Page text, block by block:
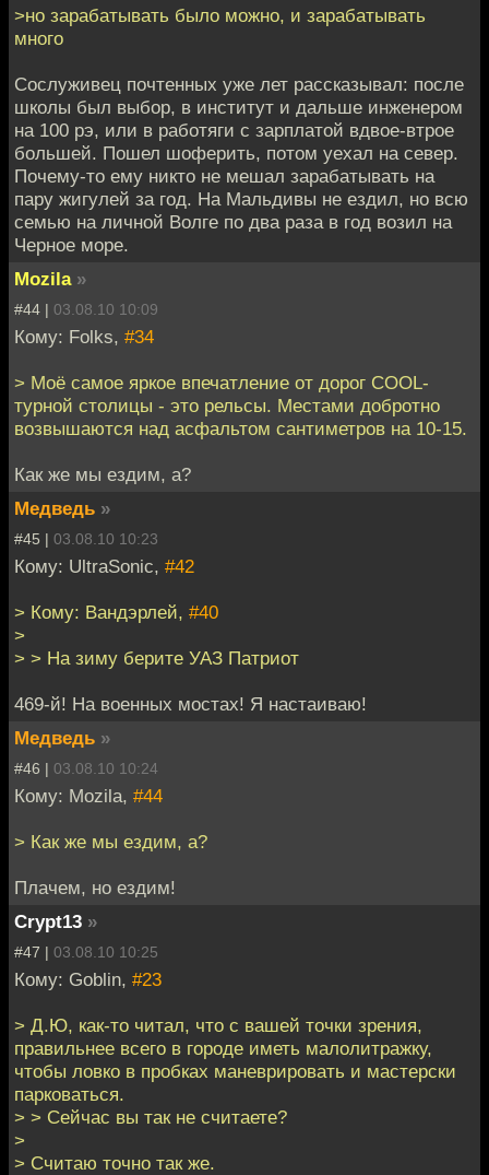
>но зарабатывать было можно, и зарабатывать
много
Сослуживец почтенных уже лет рассказывал: после
школы был выбор, в институт и дальше инженером
на 100 рэ, или в работяги с зарплатой вдвое-втрое
большей. Пошел шоферить, потом уехал на север.
Почему-то ему никто не мешал зарабатывать на
пару жигулей за год. На Мальдивы не ездил, но всю
семью на личной Волге по два раза в год возил на
Черное море.
Mozila »
#44 | 03.08.10 10:09
Кому: Folks, #34
> Моё самое яркое впечатление от дорог COOL-
турной столицы - это рельсы. Местами добротно
возвышаются над асфальтом сантиметров на 10-15.
Как же мы ездим, а?
Медведь »
#45 | 03.08.10 10:23
Кому: UltraSonic, #42
> Кому: Вандэрлей, #40
>
> > На зиму берите УАЗ Патриот
469-й! На военных мостах! Я настаиваю!
Медведь »
#46 | 03.08.10 10:24
Кому: Mozila, #44
> Как же мы ездим, а?
Плачем, но ездим!
Crypt13 »
#47 | 03.08.10 10:25
Кому: Goblin, #23
> Д.Ю, как-то читал, что с вашей точки зрения,
правильнее всего в городе иметь малолитражку,
чтобы ловко в пробках маневрировать и мастерски
парковаться.
> > Сейчас вы так не считаете?
>
> Считаю точно так же.